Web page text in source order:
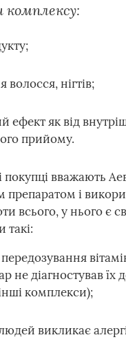
комплексу:
волосся, нігтів;
ефект як від
прийому.
покупці вважають
препаратом і
всього, у нього є
такі:
не діагностував їх
комплекси);
викликає